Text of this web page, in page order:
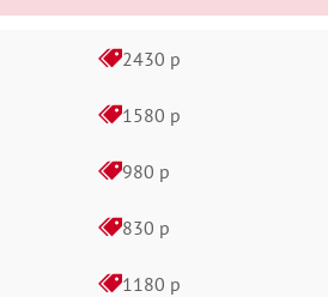
2430 р
1580 р
980 р
830 р
1180 р